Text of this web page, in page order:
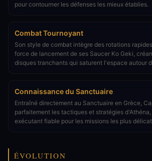
pour contourner les défenses les mieux établies.
Combat Tournoyant
Son style de combat intègre des rotations
force de lancement de ses Saucer Ko Geki,
disques tranchants qui saturent l'espace autour
Connaissance du Sanctuaire
Entraîné directement au Sanctuaire en Grèce,
parfaitement les tactiques et stratégies
exécutant fiable pour les missions les plus
ÉVOLUTION